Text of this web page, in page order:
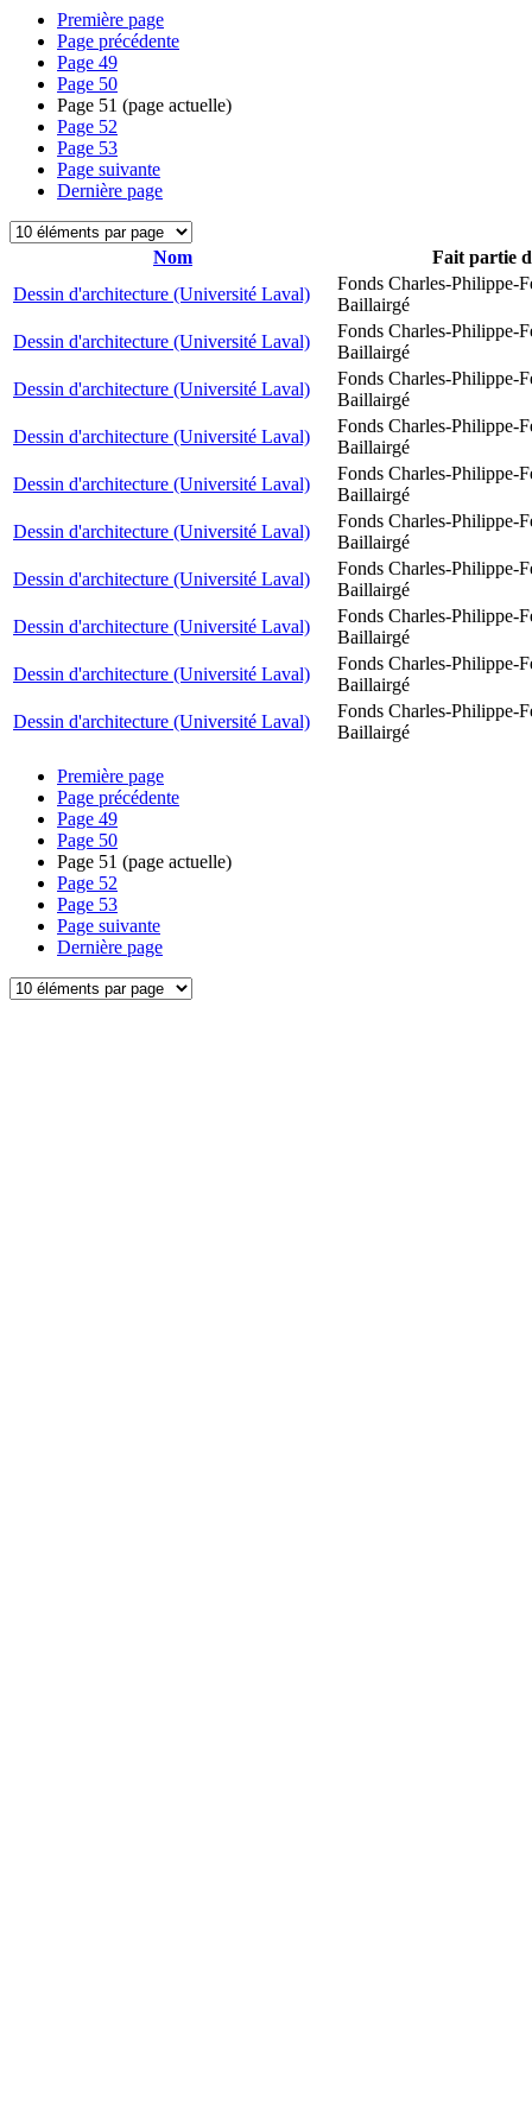
Première page
Page précédente
Page 49
Page 50
Page 51 (page actuelle)
Page 52
Page 53
Page suivante
Dernière page
Nom
Fait partie
Dessin d'architecture (Université Laval)
Fonds Charles-Philippe-
Baillairgé
Dessin d'architecture (Université Laval)
Fonds Charles-Philippe-
Baillairgé
Dessin d'architecture (Université Laval)
Fonds Charles-Philippe-
Baillairgé
Dessin d'architecture (Université Laval)
Fonds Charles-Philippe-
Baillairgé
Dessin d'architecture (Université Laval)
Fonds Charles-Philippe-
Baillairgé
Dessin d'architecture (Université Laval)
Fonds Charles-Philippe-
Baillairgé
Dessin d'architecture (Université Laval)
Fonds Charles-Philippe-
Baillairgé
Dessin d'architecture (Université Laval)
Fonds Charles-Philippe-
Baillairgé
Dessin d'architecture (Université Laval)
Fonds Charles-Philippe-
Baillairgé
Dessin d'architecture (Université Laval)
Fonds Charles-Philippe-
Baillairgé
Première page
Page précédente
Page 49
Page 50
Page 51 (page actuelle)
Page 52
Page 53
Page suivante
Dernière page